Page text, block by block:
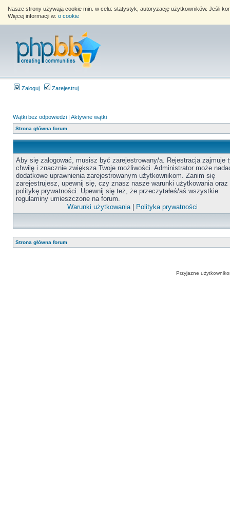
Nasze strony używają cookie min. w celu: statystyk, autoryzację użytkowników. Jeśli
Więcej informacji w: o cookie
Zaloguj Zarejestruj
Wątki bez odpowiedzi | Aktywne wątki
Strona główna forum
Aby się zalogować, musisz być zarejestrowany/a. Rejestracja zajmuje
chwilę i znacznie zwiększa Twoje możliwości. Administrator może
dodatkowe uprawnienia zarejestrowanym użytkownikom. Zanim się
zarejestrujesz, upewnij się, czy znasz nasze warunki użytkowania oraz
politykę prywatności. Upewnij się też, że przeczytałeś/aś wszystkie
regulaminy umieszczone na forum.
Warunki użytkowania| Polityka prywatności
Strona główna forum
Przyjazne